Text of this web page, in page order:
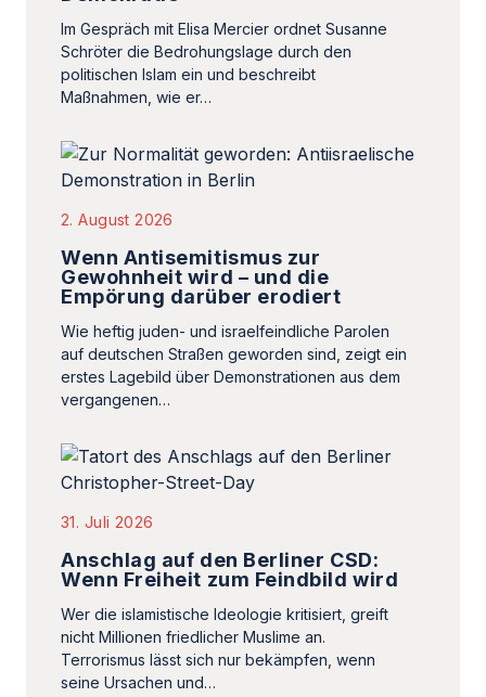
Im Gespräch mit Elisa Mercier ordnet Susanne
Schröter die Bedrohungslage durch den
politischen Islam ein und beschreibt
Maßnahmen, wie er…
2. August 2026
Wenn Antisemitismus zur
Gewohnheit wird – und die
Empörung darüber erodiert
Wie heftig juden- und israelfeindliche Parolen
auf deutschen Straßen geworden sind, zeigt ein
erstes Lagebild über Demonstrationen aus dem
vergangenen…
31. Juli 2026
Anschlag auf den Berliner CSD:
Wenn Freiheit zum Feindbild wird
Wer die islamistische Ideologie kritisiert, greift
nicht Millionen friedlicher Muslime an.
Terrorismus lässt sich nur bekämpfen, wenn
seine Ursachen und…